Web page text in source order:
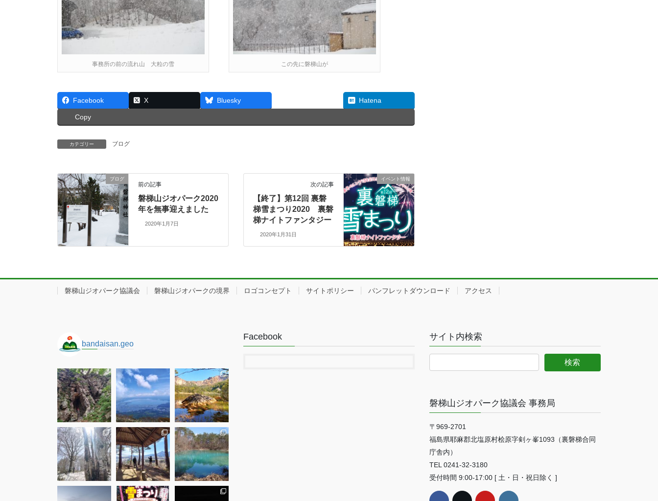
事務所の前の流れ山 大粒の雪 この先に磐梯山が
Facebook X Bluesky Hatena
Copy
カテゴリー ブログ
ブログ
前の記事
磐梯山ジオパーク2020
年を無事迎えました
2020年1月7日
イベント情報
次の記事
【終了】第12回 裏磐
梯雪まつり2020 裏磐
梯ナイトファンタジー
2020年1月31日
磐梯山ジオパーク協議会 磐梯山ジオパークの境界 ロゴコンセプト サイトポリシー パンフレットダウンロード アクセス
bandaisan.geo
Facebook サイト内検索
磐梯山ジオパーク協議会 事務局
〒969-2701
福島県耶麻郡北塩原村桧原字剣ヶ峯1093（裏磐梯合同
庁舎内）
TEL 0241-32-3180
受付時間 9:00-17:00 [ 土・日・祝日除く ]